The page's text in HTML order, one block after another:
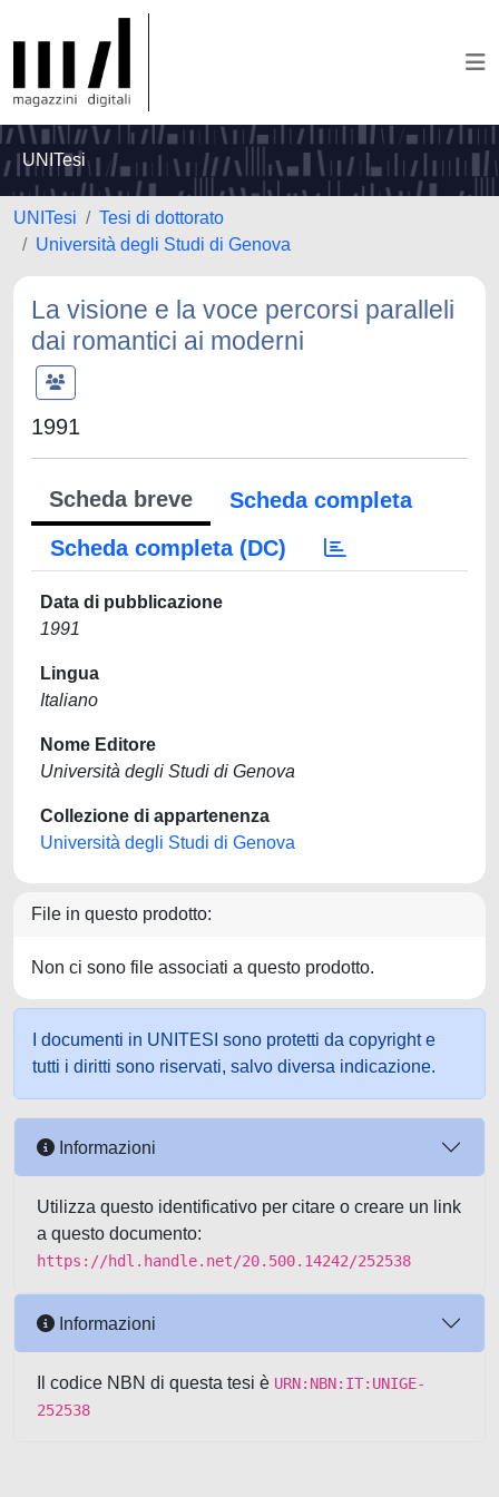
UNITesi
UNITesi
Tesi di dottorato
Università degli Studi di Genova
La visione e la voce percorsi paralleli
dai romantici ai moderni
1991
Scheda breve
Scheda completa
Scheda completa (DC)
Data di pubblicazione
1991
Lingua
Italiano
Nome Editore
Università degli Studi di Genova
Collezione di appartenenza
Università degli Studi di Genova
File in questo prodotto:
Non ci sono file associati a questo prodotto.
I documenti in UNITESI sono protetti da copyright e
tutti i diritti sono riservati, salvo diversa indicazione.
Informazioni
Utilizza questo identificativo per citare o creare un link
a questo documento:
https://hdl.handle.net/20.500.14242/252538
Informazioni
Il codice NBN di questa tesi è URN:NBN:IT:UNIGE-
252538